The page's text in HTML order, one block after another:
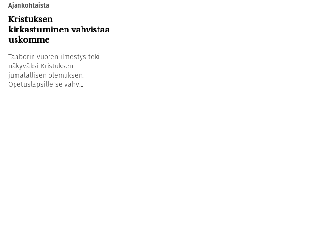
Ajankohtaista
Kristuksen
kirkastuminen vahvistaa
uskomme
Taaborin vuoren ilmestys teki
näkyväksi Kristuksen
jumalallisen olemuksen.
Opetuslapsille se vahv...